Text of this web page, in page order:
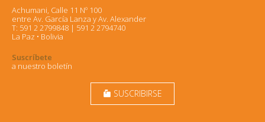
Achumani, Calle 11 Nº 100
entre Av. García Lanza y Av. Alexander
T: 591 2 2799848 | 591 2 2794740
La Paz • Bolivia
Suscríbete
a nuestro boletín
markunread_mailbox SUSCRIBIRSE